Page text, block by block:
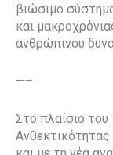
βιώσιμο
και
ανθρώπινου
—–
Στο πλαίσιο του